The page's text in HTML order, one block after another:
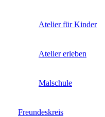
Atelier für Kinder
Atelier erleben
Malschule
Freundeskreis